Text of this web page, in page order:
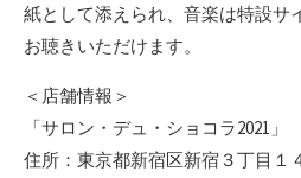
紙として添えられ、音楽は特設サ
お聴きいただけます。
＜店舗情報＞
「サロン・デュ・ショコラ2021」
住所：東京都新宿区新宿３丁目